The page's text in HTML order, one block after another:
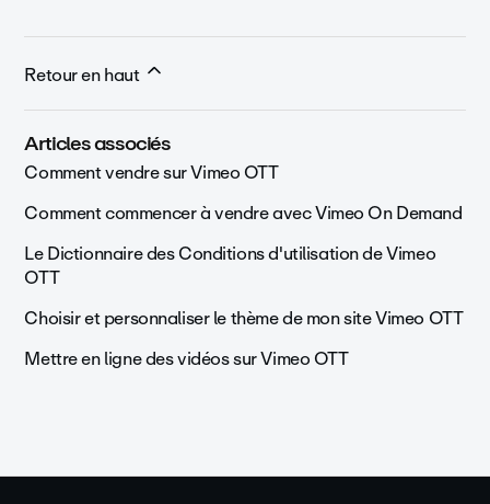
Retour en haut
Articles associés
Comment vendre sur Vimeo OTT
Comment commencer à vendre avec Vimeo On Demand
Le Dictionnaire des Conditions d'utilisation de Vimeo
OTT
Choisir et personnaliser le thème de mon site Vimeo OTT
Mettre en ligne des vidéos sur Vimeo OTT